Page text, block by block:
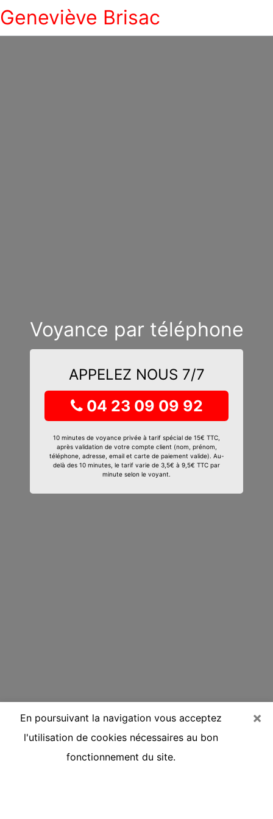
Geneviève Brisac
Voyance par téléphone
APPELEZ NOUS 7/7
04 23 09 09 92
10 minutes de voyance privée à tarif spécial de 15€ TTC,
après validation de votre compte client (nom, prénom,
téléphone, adresse, email et carte de paiement valide). Au-
delà des 10 minutes, le tarif varie de 3,5€ à 9,5€ TTC par
minute selon le voyant.
×
En poursuivant la navigation vous acceptez
l'utilisation de cookies nécessaires au bon
fonctionnement du site.